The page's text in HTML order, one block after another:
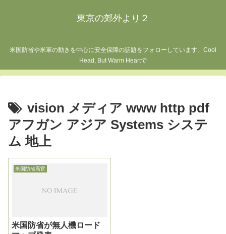
東京の郊外より２
米国防省や米軍の動きを中心に安全保障の話題をフォローしています。Cool
Head, But Warm Heartで
vision メディア www http pdf
アフガン アジア Systems システ
ム 地上
米国防省高官
米国防省が無人機ロード